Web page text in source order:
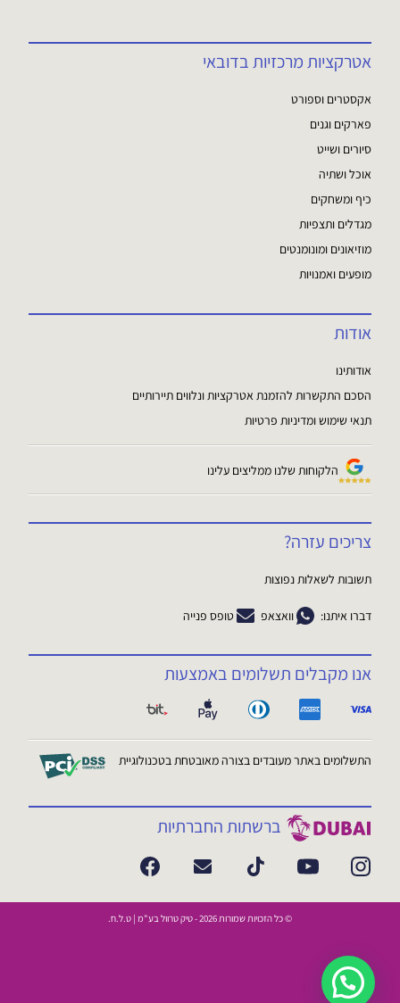
אטרקציות מרכזיות בדובאי
אקסטרים וספורט
פארקים וגנים
סיורים ושייט
אוכל ושתיה
כיף ומשחקים
מגדלים ותצפיות
מוזיאונים ומונומנטים
מופעים ואמנויות
אודות
אודותינו
הסכם התקשרות להזמנת אטרקציות ונלווים תיירותיים
תנאי שימוש ומדיניות פרטיות
הלקוחות שלנו ממליצים עלינו
צריכים עזרה?
תשובות לשאלות נפוצות
דברו איתנו: וואצאפ טופס פנייה
אנו מקבלים תשלומים באמצעות
התשלומים באתר מעובדים בצורה מאובטחת בטכנולוגיית
ברשתות החברתיות
© כל הזכויות שמורות 2026 - טיק טרוול בע"מ | ט.ל.ח.